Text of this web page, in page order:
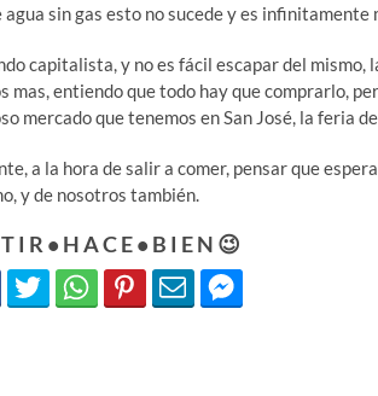
sin gas esto no sucede y es infinitamente
capitalista, y no es fácil escapar del
mas, entiendo que todo hay que comprarlo,
mercado que tenemos en San José, la feria
a la hora de salir a comer, pensar que
y de nosotros también.
I R • H A C E • B I E N 😉